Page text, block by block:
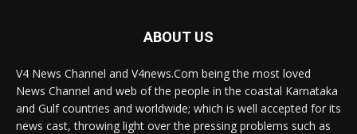
ABOUT US
V4 News Channel and V4news.Com being the most loved
News Channel and web of the people in the coastal Karnataka
and Gulf countries and worldwide; which is well accepted for its
news cast, throwing light over the pressing problems such as